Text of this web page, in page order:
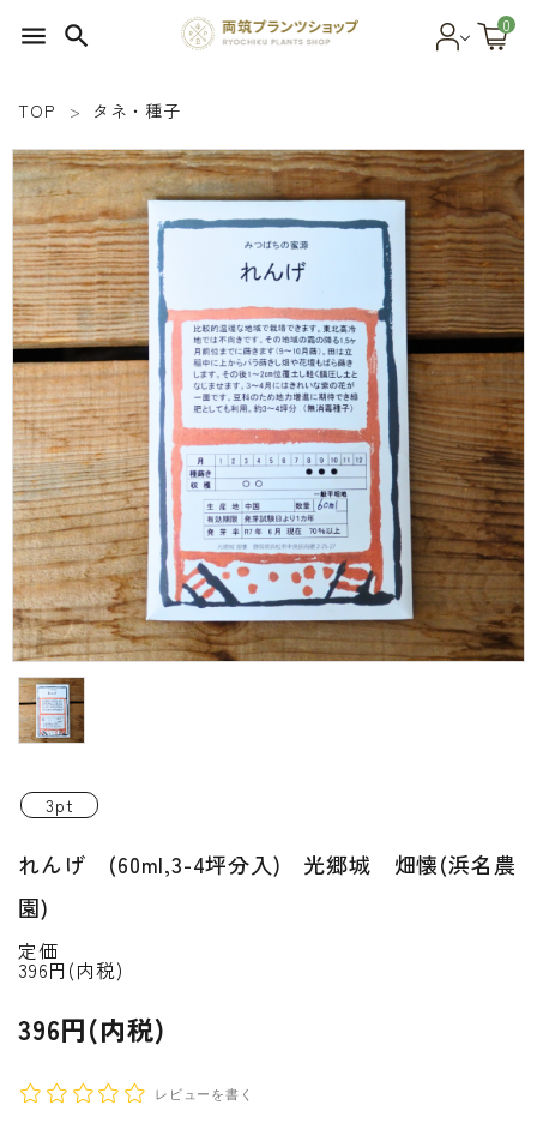
menu search 0
SEED 植物のタネ
PLANT 植物
MATERIAL 資材
OTHER 雑貨
FOOD 食品
BLOG ブログ
INFORMATIOM
ご利用ガイド
プライバシーポリシー
特定商取引法について
ようこそ ゲスト 様
TOP タネ・種子
3pt
れんげ (60ml,3-4坪分入) 光郷城 畑懐(浜名農
園)
定価
396円(内税)
396円(内税)
レビューを書く